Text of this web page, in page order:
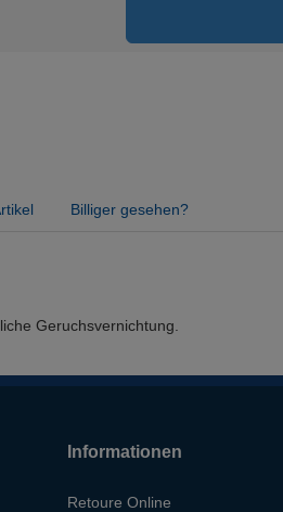
Billiger gesehen?
Geruchsvernichtung.
Informationen
Retoure Online